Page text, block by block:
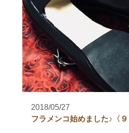
2018/05/27
フラメンコ始めました♪〈９